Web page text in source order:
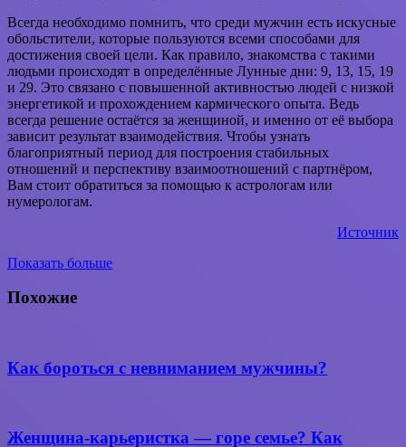
Всегда необходимо помнить, что среди мужчин есть искусные
обольстители, которые пользуются всеми способами для
достижения своей цели. Как правило, знакомства с такими
людьми происходят в определённые Лунные дни: 9, 13, 15, 19
и 29. Это связано с повышенной активностью людей с низкой
энергетикой и прохождением кармического опыта. Ведь
всегда решение остаётся за женщиной, и именно от её выбора
зависит результат взаимодействия. Чтобы узнать
благоприятный период для построения стабильных
отношений и перспективу взаимоотношений с партнёром,
Вам стоит обратиться за помощью к астрологам или
нумерологам.
Источник
Показать больше
через
Похожие
Как бороться с невниманием мужчины?
Женщина-карьеристка — горе семье? Как